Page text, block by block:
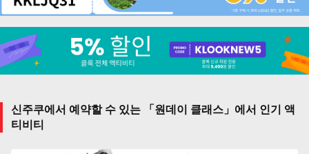
신주쿠에서 예약할 수 있는 「원데이 클래스」에서 인기 액
티비티